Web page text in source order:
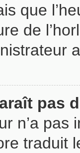
que
de
pas
n’a
traduit